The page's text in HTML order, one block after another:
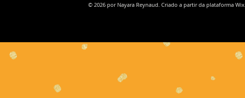
© 2026 por Nayara Reynaud. Criado a partir da plataforma Wix.